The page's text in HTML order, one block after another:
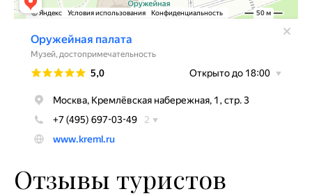
Отзывы туристов